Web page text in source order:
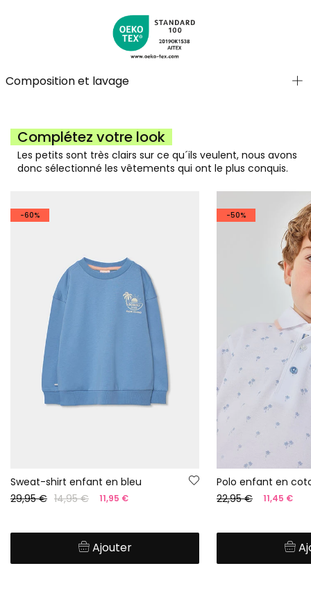
pour les sorties d'été ou de printemps, assurant style et
Composition et lavage
Complétez votre look
Les petits sont très clairs sur ce qu´ils veulent, nous avons
donc sélectionné les vêtements qui ont le plus conquis.
-60%
Sweat-shirt enfant en bleu
29,95 € 14,95 € 11,95 €
Ajouter
-50%
Polo enfant en
22,95 €
11,45 €